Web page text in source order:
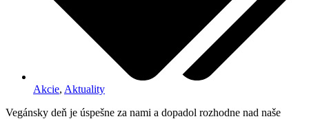
Akcie, Aktuality
Vegánsky deň je úspešne za nami a dopadol rozhodne nad naše